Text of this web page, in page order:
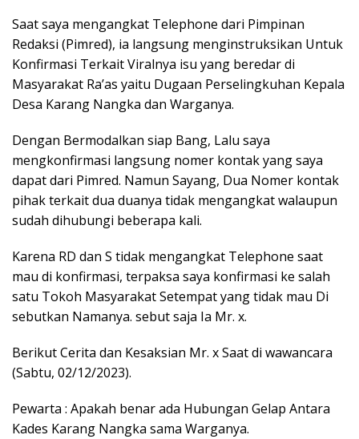
Saat saya mengangkat Telephone dari Pimpinan
Redaksi (Pimred), ia langsung menginstruksikan Untuk
Konfirmasi Terkait Viralnya isu yang beredar di
Masyarakat Ra’as yaitu Dugaan Perselingkuhan Kepala
Desa Karang Nangka dan Warganya.
Dengan Bermodalkan siap Bang, Lalu saya
mengkonfirmasi langsung nomer kontak yang saya
dapat dari Pimred. Namun Sayang, Dua Nomer kontak
pihak terkait dua duanya tidak mengangkat walaupun
sudah dihubungi beberapa kali.
Karena RD dan S tidak mengangkat Telephone saat
mau di konfirmasi, terpaksa saya konfirmasi ke salah
satu Tokoh Masyarakat Setempat yang tidak mau Di
sebutkan Namanya. sebut saja Ia Mr. x.
Berikut Cerita dan Kesaksian Mr. x Saat di wawancara
(Sabtu, 02/12/2023).
Pewarta : Apakah benar ada Hubungan Gelap Antara
Kades Karang Nangka sama Warganya.